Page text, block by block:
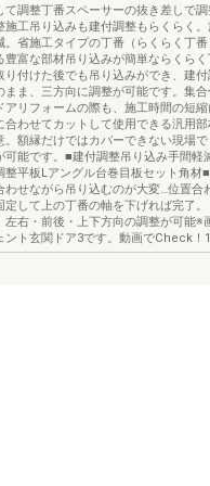
て調整丁番スペーサーの抜き差しで
施工吊り込みも建付調整もらくらく
。省施工タイプの丁番（らくらく丁
豊富な部材吊り込みが簡単ならくら
り付けた後でも吊り込みができ、建
まま、三方向に調整が可能です。集
アリフォームの際も、施工時間の短
合わせてカットして使用できる汎用
。額縁だけではカバーできない現場
可能です。■建付調整吊り込み手間軽
整平板Lアングル台巻目板セット角材
わせながら吊り込むのが大変…位置合
定して上の丁番の軸を下げれば完了
左右・前後・上下方向の調整が可能※
ント玄関ドア3です。動画でCheck！